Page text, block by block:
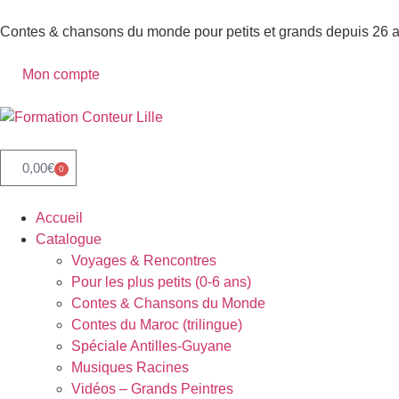
Contes & chansons du monde pour petits et grands depuis 26
Mon compte
0,00€ 0
Accueil
Catalogue
Voyages & Rencontres
Pour les plus petits (0-6 ans)
Contes & Chansons du Monde
Contes du Maroc (trilingue)
Spéciale Antilles-Guyane
Musiques Racines
Vidéos – Grands Peintres